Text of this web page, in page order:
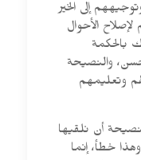
إلى الخير
الأحوال
بالحكمة
والنصيحة
وتعليمهم
أن نلقيها
خطأ، إنما